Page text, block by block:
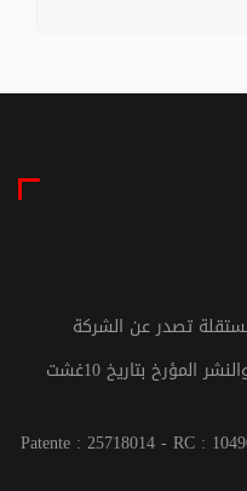
الإيداع القانوني طبقا لقانون الصحافة والنشر المؤرخ بتاريخ 10غشت
Patente : 25718014 - RC :